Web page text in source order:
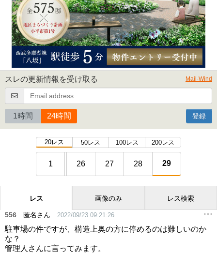
スレの更新情報を受け取る Mail-Wind
1時間 24時間 登録
20レス 50レス 100レス 200レス
1 26 27 28 29
レス 画像のみ レス検索
556 匿名さん 2022/09/23 09:21:26
駐車場の件ですが、構造上奥の方に停めるのは難しいのか
な？
管理人さんに言ってみます。